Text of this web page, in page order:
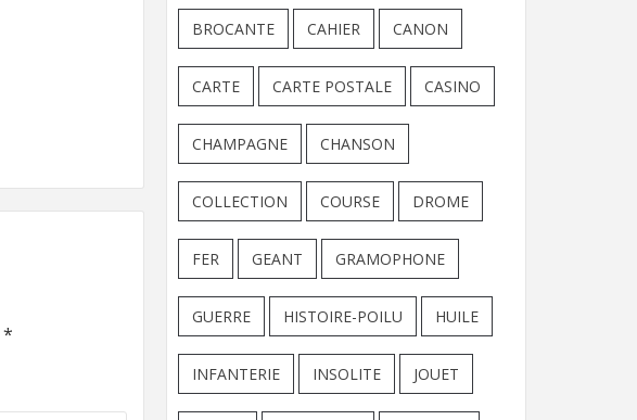
*
BROCANTE CAHIER CANON
CARTE CARTE POSTALE CASINO
CHAMPAGNE CHANSON
COLLECTION COURSE DROME
FER GEANT GRAMOPHONE
GUERRE HISTOIRE-POILU HUILE
INFANTERIE INSOLITE JOUET